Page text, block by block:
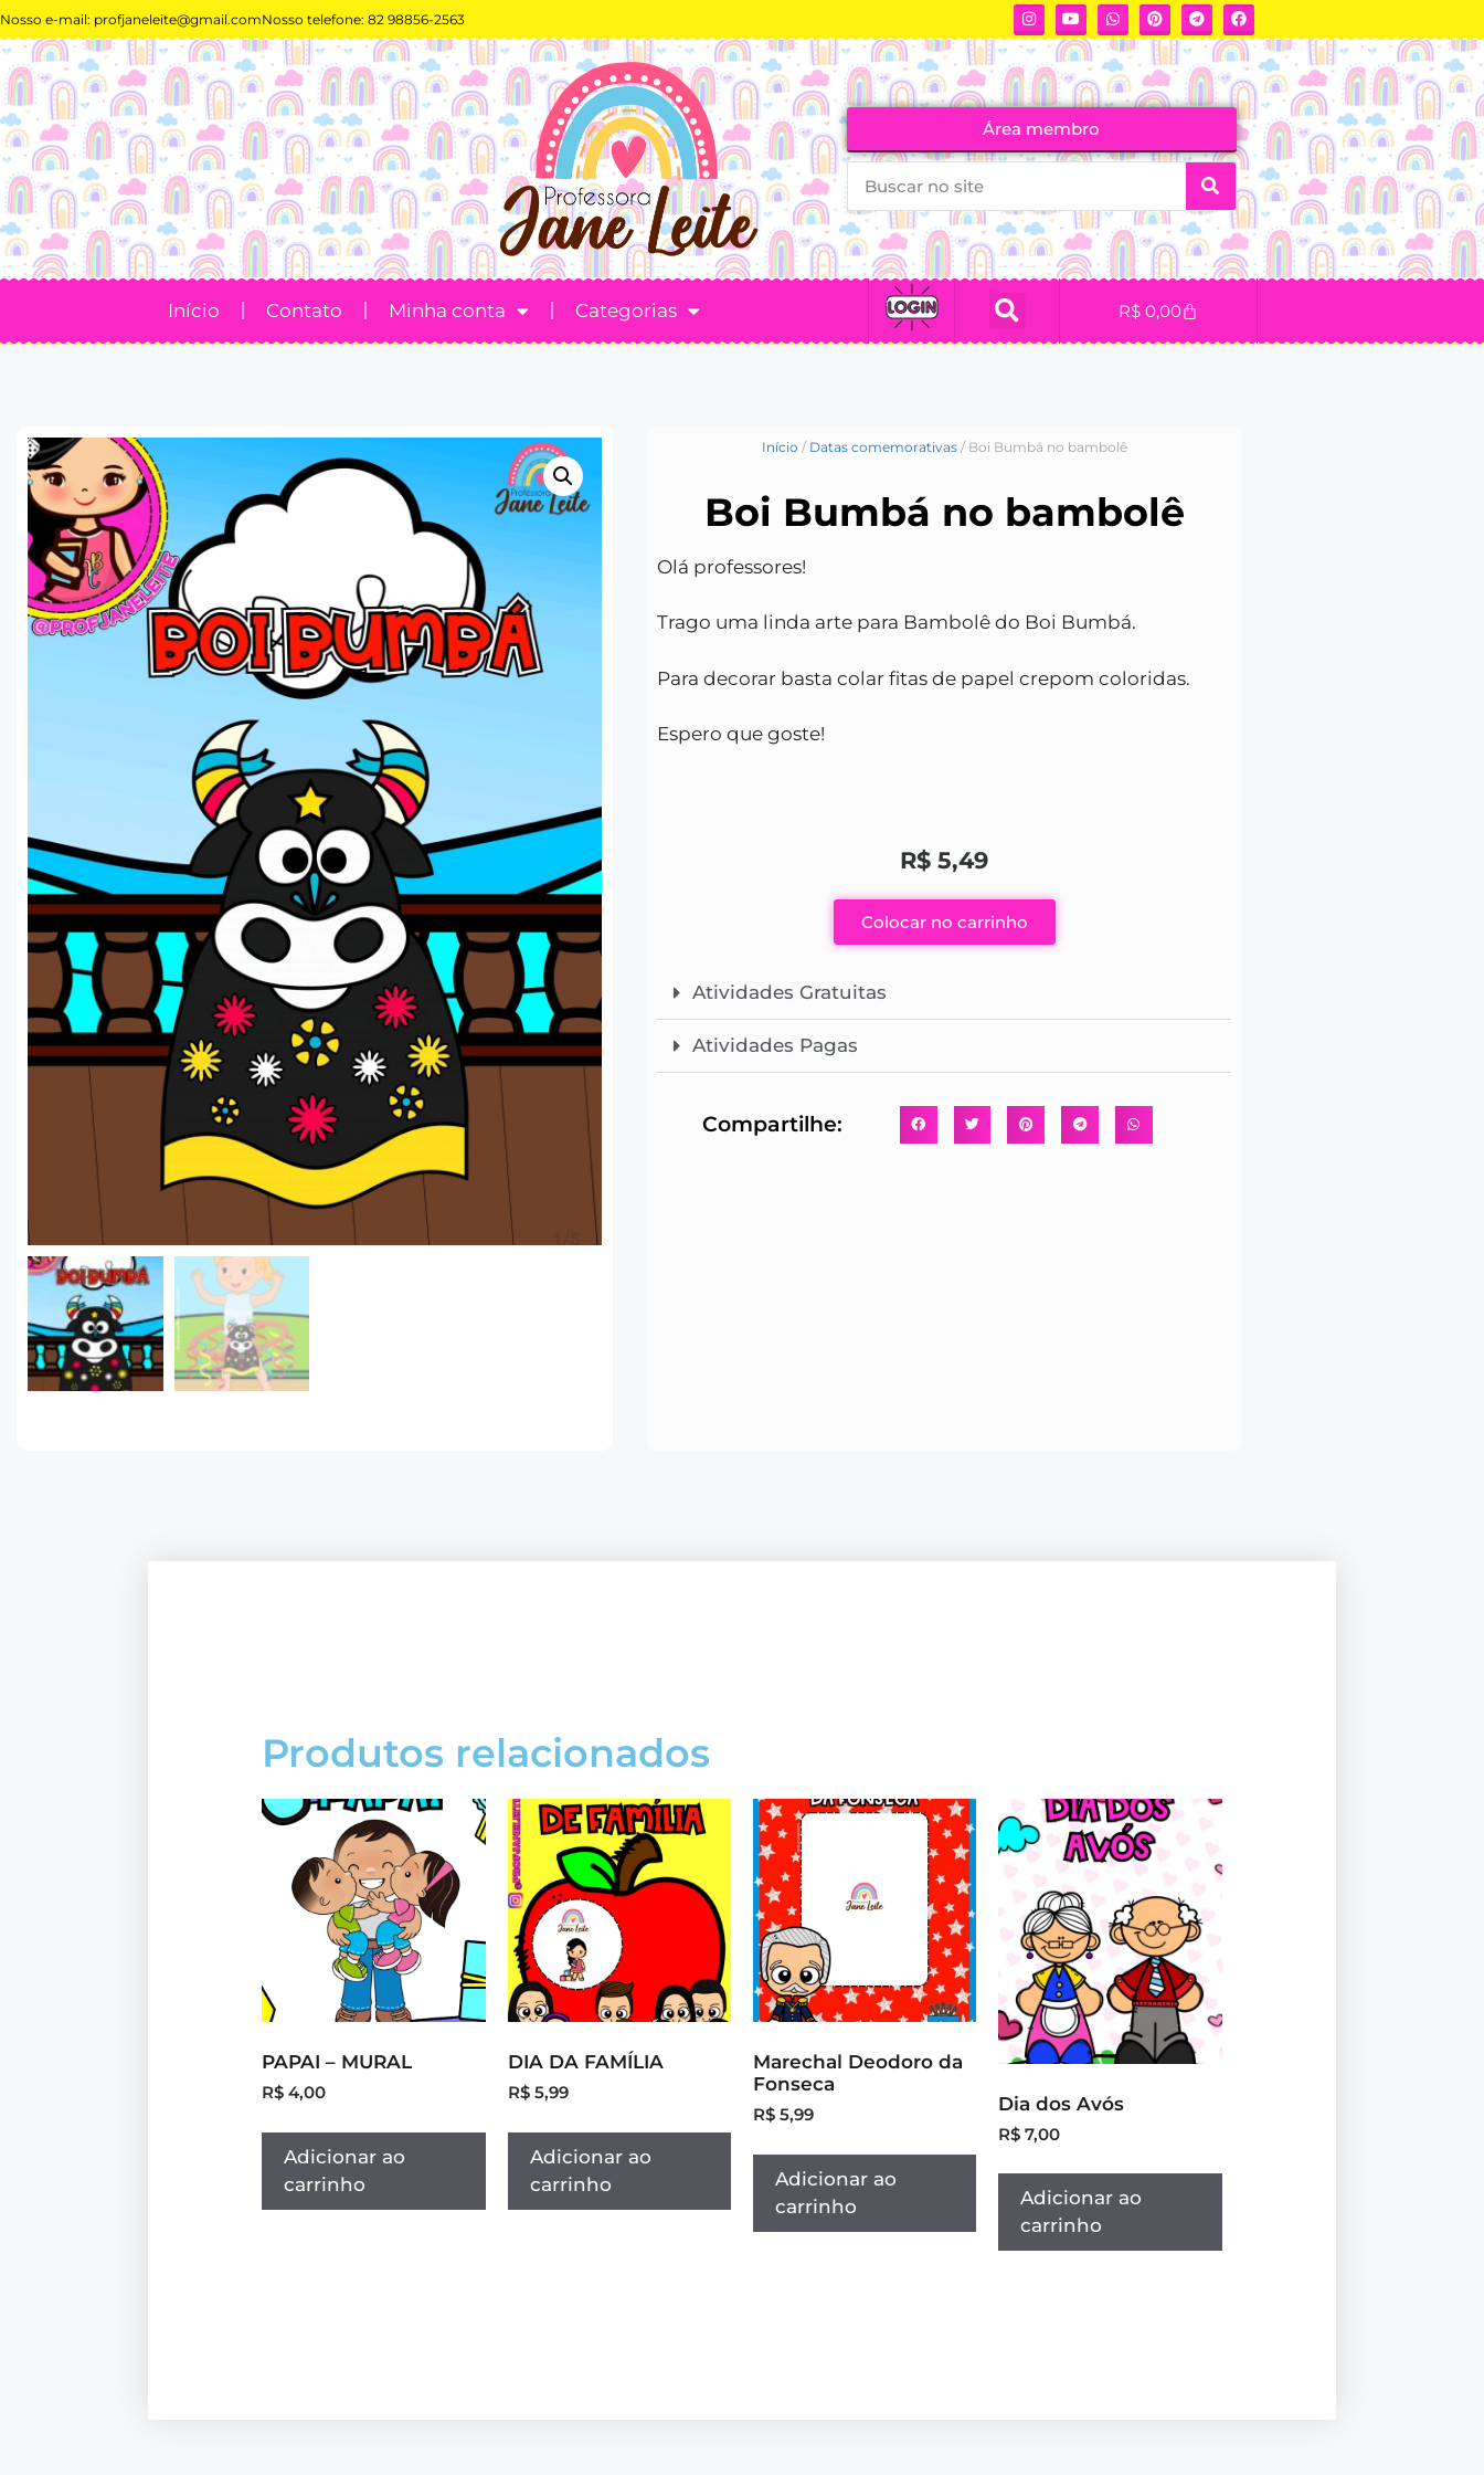
Nosso e-mail: profjaneleite@gmail.comNosso telefone: 82 98856-2563
Área membro
Início Contato Minha conta Categorias R$ 0,00
Início / Datas comemorativas/ Boi Bumbá no bambolê
Boi Bumbá no bambolê
Olá professores!
Trago uma linda arte para Bambolê do Boi Bumbá.
Para decorar basta colar fitas de papel crepom coloridas.
Espero que goste!
R$5,49
Colocar no carrinho
Atividades Gratuitas
Atividades Pagas
Compartilhe:
Produtos relacionados
PAPAI – MURAL
R$ 4,00
Adicionar ao
carrinho
DIA DA FAMÍLIA
R$5,99
Adicionar ao
carrinho
Marechal Deodoro da
Fonseca
R$5,99
Adicionar ao
carrinho
Dia dos Avós
R$ 7,00
Adicionar ao
carrinho